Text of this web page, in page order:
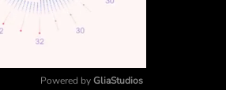
Powered by GliaStudios